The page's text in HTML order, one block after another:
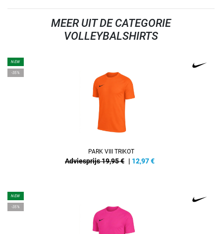
MEER UIT DE CATEGORIE
VOLLEYBALSHIRTS
NEW
-35%
PARK VIII TRIKOT
Adviesprijs 19,95 € | 12,97€
NEW
-35%